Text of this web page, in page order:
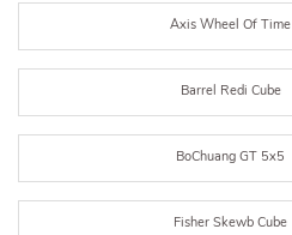
Axis Wheel Of Time
Barrel Redi Cube
BoChuang GT 5x5
Fisher Skewb Cube